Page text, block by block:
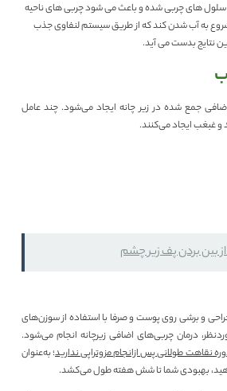
سلول های چربی شده و باعث می شود چربی های ناحیه
به آب شدن کند که از طریق سیستم لنفاوی جذب
نتایج بدست می آید.
جمع شده در زیر چانه ایجاد می‌شود. چند عامل
غبغب ایجاد می‌کنند.
بین بردن پف زیر چشم
و برشی روی پوست و صرفا با استفاده از سوزن‌های
درمان چربی‌های اضافی زیرچانه انجام می‌شود.
نقاهت طولانی پس ازانجام مزوتراپی ندارید؛ به‌عنوان
دهید، بهبودی شما تا شش هفته طول می‌کشد.